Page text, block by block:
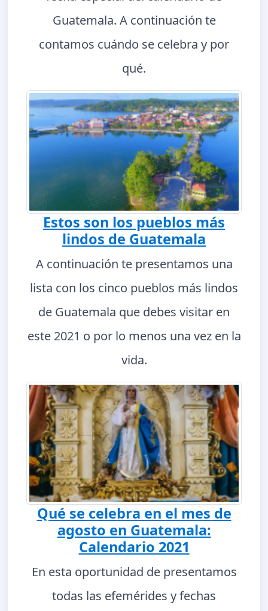
Guatemala. A continuación te
contamos cuándo se celebra y por
qué.
Estos son los pueblos más
lindos de Guatemala
A continuación te presentamos una
lista con los cinco pueblos más lindos
de Guatemala que debes visitar en
este 2021 o por lo menos una vez en la
vida.
Qué se celebra en el mes de
agosto en Guatemala:
Calendario 2021
En esta oportunidad de presentamos
todas las efemérides y fechas